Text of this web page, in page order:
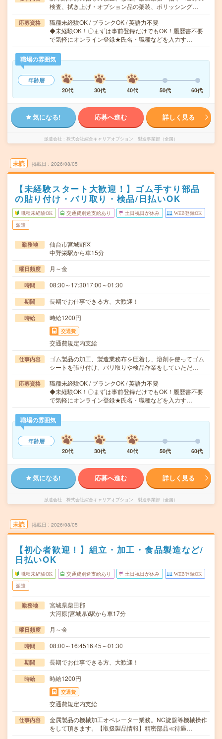
検査、拭き上げ・オプション品の架装、ポリッシング…
応募資格
職種未経験OK / ブランクOK / 英語力不要
◆未経験OK！〇まずは事前登録だけでもOK！履歴書不要
で気軽にオンライン登録★氏名・職種などを入力す…
職場の雰囲気
年齢層
20代
30代 40代 50代 60代
気になる! 応募へ進む 詳しく見る
派遣会社 株式会社綜合キャリアオプション 製造事業部（全国）
未読 掲載日 2026/08/05
【未経験スタート大歓迎！】ゴム手すり部品
の貼り付け・バリ取り・検品/日払いOK
職種未経験OK 交通費別途支給あり 土日祝日が休み WEB登録OK
派遣
勤務地
仙台市宮城野区
中野栄駅から車15分
曜日頻度 月～金
時間 08:30～17:3017:00～01:30
期間 長期でお仕事できる方、大歓迎！
時給 時給1200円
交通費
交通費規定内支給
仕事内容
ゴム製品の加工、製造業務布を圧着し、溶剤を使ってゴム
シートを張り付け、バリ取りや検品作業をしていただ…
応募資格
職種未経験OK / ブランクOK / 英語力不要
◆未経験OK！〇まずは事前登録だけでもOK！履歴書不要
で気軽にオンライン登録★氏名・職種などを入力す…
職場の雰囲気
年齢層
20代
30代 40代 50代 60代
気になる! 応募へ進む 詳しく見る
派遣会社 株式会社綜合キャリアオプション 製造事業部（全国）
未読 掲載日 2026/08/05
【初心者歓迎！】組立・加工・食品製造など/
日払いOK
職種未経験OK 交通費別途支給あり 土日祝日が休み WEB登録OK
派遣
勤務地
宮城県柴田郡
大河原(宮城県)駅から車17分
曜日頻度 月～金
時間 08:00～16:4516:45～01:30
期間 長期でお仕事できる方、大歓迎！
時給 時給1200円
交通費
交通費規定内支給
仕事内容
金属製品の機械加工オペレーター業務。NC旋盤等機械操作
をして頂きます。【取扱製品情報】精密部品≪待遇…